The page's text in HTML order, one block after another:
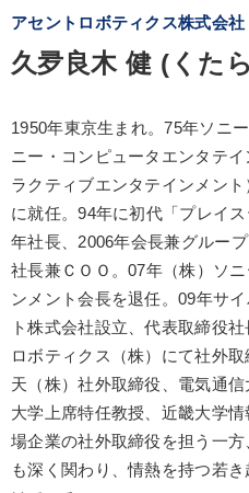
アセントロボティクス株式会
久夛良木 健 (くた
1950年東京生まれ。75年ソニ
ニー・コンピュータエンタテ
ラクティブエンタテインメン
に就任。94年に初代「プレイ
年社長、2006年会長兼グルー
社長兼ＣＯＯ。07年（株）ソ
ンメント会長を退任。09年サ
ト株式会社設立、代表取締役
ロボティクス（株）にて社外
天（株）社外取締役、電気通
大学上席特任教授、近畿大学
場企業の社外取締役を担う一
も深く関わり、情熱を持つ若